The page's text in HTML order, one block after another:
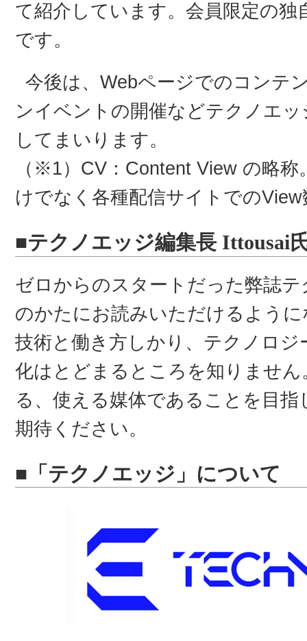
て紹介しています。会員限定の
です。
今後は、Webページでのコンテ
ンイベントの開催などテクノエ
してまいります。
（※1）CV：Content View の略
けでなく各種配信サイトでの
■テクノエッジ編集長 Ittousai
ゼロからのスタートだった弊誌
のかたにお読みいただけるよう
技術と働き方しかり、テクノロ
化はとどまるところを知りませ
る、使える媒体であることを目
期待ください。
■「テクノエッジ」について